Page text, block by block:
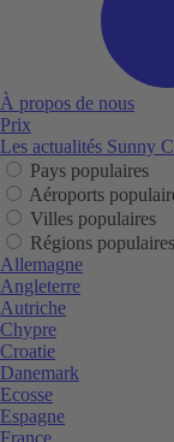
À propos de nous
Prix
Les actualités Sunny
Pays populaires
Aéroports
Villes populaires
Régions populaires
Allemagne
Angleterre
Autriche
Chypre
Croatie
Danemark
Ecosse
Espagne
France